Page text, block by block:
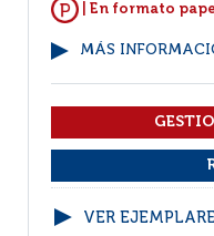
| En formato
MÁS
VER